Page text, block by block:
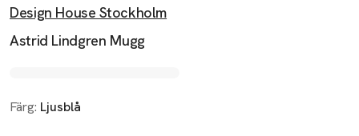
Design House Stockholm
Astrid Lindgren Mugg
Färg: Ljusblå